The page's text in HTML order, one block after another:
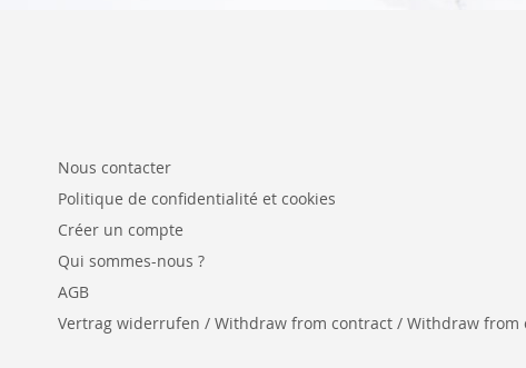
Nous contacter
Politique de confidentialité et cookies
Créer un compte
Qui sommes-nous ?
AGB
Vertrag widerrufen / Withdraw from contract / Withdraw